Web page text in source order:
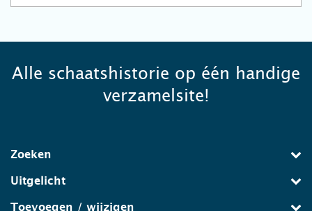
Alle schaatshistorie op één handige
verzamelsite!
Zoeken
Uitgelicht
Toevoegen / wijzigen